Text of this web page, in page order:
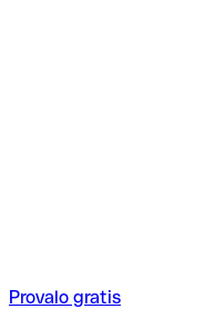
Provalo gratis